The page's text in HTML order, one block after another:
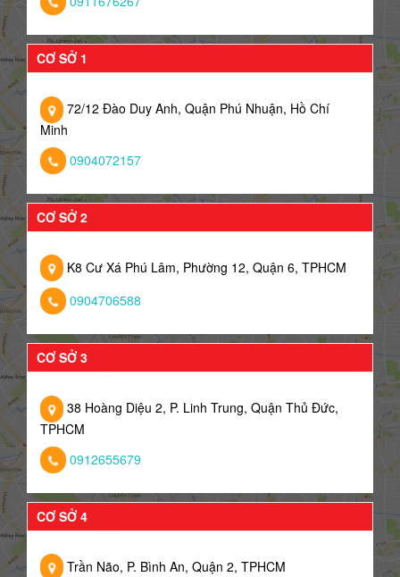
CƠ SỞ 1
72/12 Đào Duy Anh, Quận Phú Nhuận, Hồ Chí
Minh
0904072157
CƠ SỞ 2
K8 Cư Xá Phú Lâm, Phường 12, Quận 6, TPHCM
0904706588
CƠ SỞ 3
38 Hoàng Diệu 2, P. Linh Trung, Quận Thủ Đức,
TPHCM
0912655679
CƠ SỞ 4
Trần Não, P. Bình An, Quận 2, TPHCM